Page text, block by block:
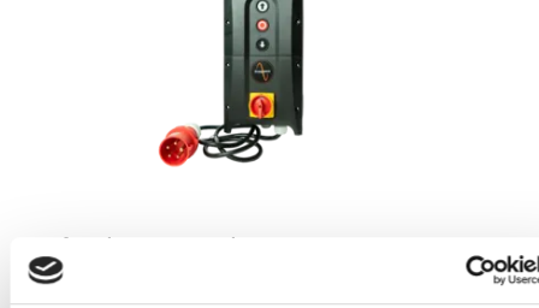
Boîte de commande Frequenz 400
universelle